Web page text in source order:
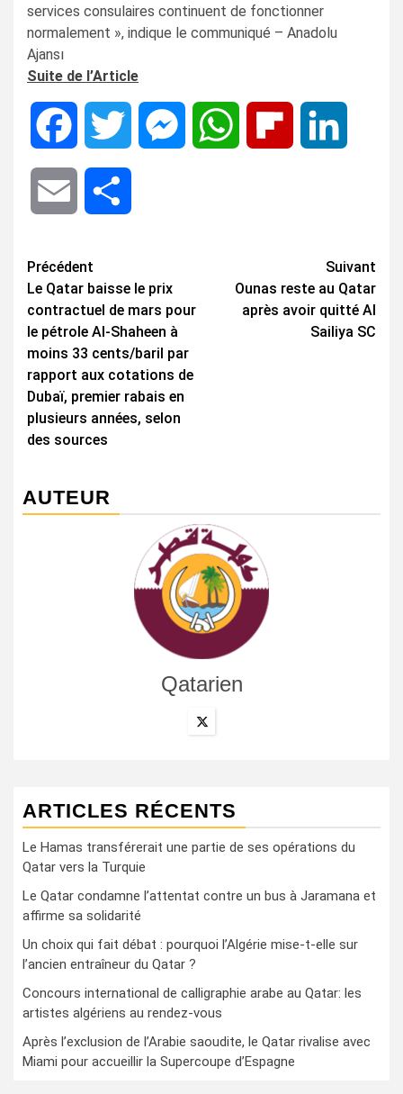
services consulaires continuent de fonctionner
normalement », indique le communiqué – Anadolu
Ajansı
Suite de l’Article
Facebook Twitter MessengerWhatsApp Flipboard
Email
Navigation
d’article
Précédent
Le Qatar baisse le prix
contractuel de mars pour
le pétrole Al-Shaheen à
moins 33 cents/baril par
rapport aux cotations de
Dubaï, premier rabais en
plusieurs années, selon
des sources
Suivant
Ounas reste au Qatar
après avoir quitté Al
Sailiya SC
AUTEUR
Qatarien
ARTICLES RÉCENTS
Le Hamas transférerait une partie de ses opérations du
Qatar vers la Turquie
Le Qatar condamne l’attentat contre un bus à Jaramana et
affirme sa solidarité
Un choix qui fait débat : pourquoi l’Algérie mise-t-elle sur
l’ancien entraîneur du Qatar ?
Concours international de calligraphie arabe au Qatar: les
artistes algériens au rendez-vous
Après l’exclusion de l’Arabie saoudite, le Qatar rivalise avec
Miami pour accueillir la Supercoupe d’Espagne